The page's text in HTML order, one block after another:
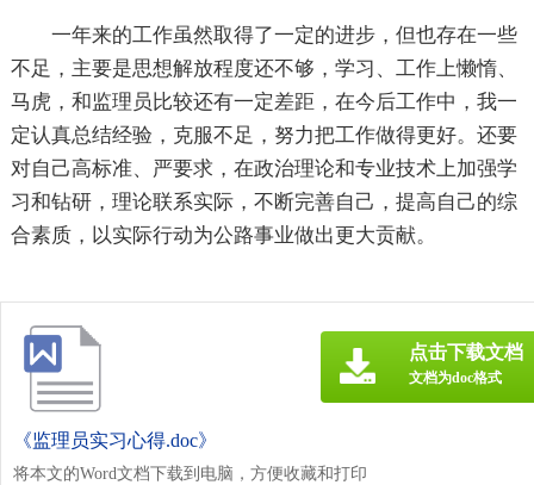
一年来的工作虽然取得了一定的进步，但也存在一些
不足，主要是思想解放程度还不够，学习、工作上懒惰、
马虎，和监理员比较还有一定差距，在今后工作中，我一
定认真总结经验，克服不足，努力把工作做得更好。还要
对自己高标准、严要求，在政治理论和专业技术上加强学
习和钻研，理论联系实际，不断完善自己，提高自己的综
合素质，以实际行动为公路事业做出更大贡献。
《监理员实习心得.doc》
将本文的Word文档下载到电脑，方便收藏和打印
点击下载文档
文档为doc格式